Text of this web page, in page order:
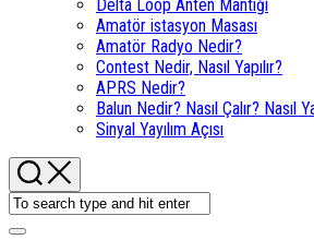
Menu
Delta Loop Anten Mantığı
Amatör istasyon Masası
Amatör Radyo Nedir?
Contest Nedir, Nasıl Yapılır?
APRS Nedir?
Balun Nedir? Nasıl Çalır? Nasıl
Sinyal Yayılım Açısı
Expand